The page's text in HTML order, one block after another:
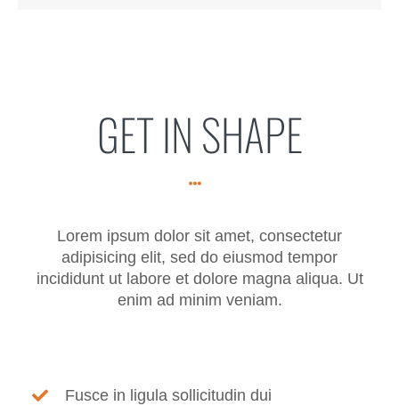
GET IN SHAPE
Lorem ipsum dolor sit amet, consectetur
adipisicing elit, sed do eiusmod tempor
incididunt ut labore et dolore magna aliqua. Ut
enim ad minim veniam.
Fusce in ligula sollicitudin dui